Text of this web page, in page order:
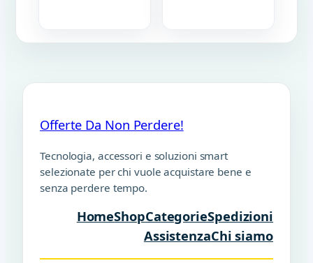
Offerte Da Non Perdere!
Tecnologia, accessori e soluzioni smart
selezionate per chi vuole acquistare bene e
senza perdere tempo.
HomeShopCategorieSpedizioni
AssistenzaChi siamo